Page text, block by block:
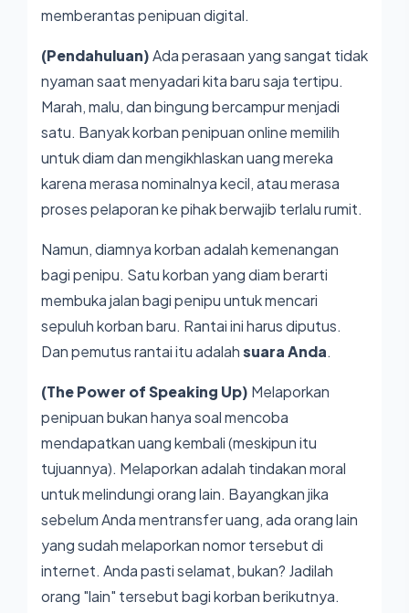
memberantas penipuan digital.
(Pendahuluan)Ada perasaan yang sangat tidak
nyaman saat menyadari kita baru saja tertipu.
Marah, malu, dan bingung bercampur menjadi
satu. Banyak korban penipuan online memilih
untuk diam dan mengikhlaskan uang mereka
karena merasa nominalnya kecil, atau merasa
proses pelaporan ke pihak berwajib terlalu rumit.
Namun, diamnya korban adalah kemenangan
bagi penipu. Satu korban yang diam berarti
membuka jalan bagi penipu untuk mencari
sepuluh korban baru. Rantai ini harus diputus.
Dan pemutus rantai itu adalahsuara Anda.
(The Power of Speaking Up) Melaporkan
penipuan bukan hanya soal mencoba
mendapatkan uang kembali (meskipun itu
tujuannya). Melaporkan adalah tindakan moral
untuk melindungi orang lain. Bayangkan jika
sebelum Anda mentransfer uang, ada orang lain
yang sudah melaporkan nomor tersebut di
internet. Anda pasti selamat, bukan? Jadilah
orang "lain" tersebut bagi korban berikutnya.